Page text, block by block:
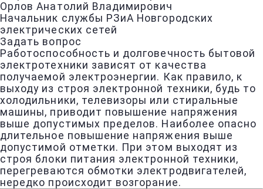
Орлов Анатолий Владимирович
Начальник службы РЗиА Новгородских
электрических сетей
Задать вопрос
Работоспособность и долговечность бытовой
электротехники зависят от качества
получаемой электроэнергии. Как правило, к
выходу из строя электронной техники, будь то
холодильники, телевизоры или стиральные
машины, приводит повышение напряжения
выше допустимых пределов. Наиболее опасно
длительное повышение напряжения выше
допустимой отметки. При этом выходят из
строя блоки питания электронной техники,
перегреваются обмотки электродвигателей,
нередко происходит возгорание.